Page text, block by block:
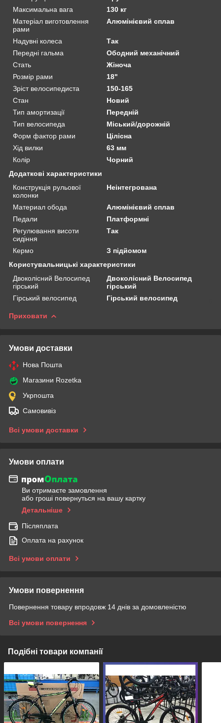
Максимальна вага
130 кг
Матеріал виготовлення
рами
Алюмінієвий сплав
Надувні колеса
Так
Передні гальма
Ободний механічний
Стать
Жіноча
Розмір рами
18"
Зріст велосипедиста
150-165
Стан
Новий
Тип амортизації
Передній
Тип велосипеда
Міський/дорожній
Форм фактор рами
Цілісна
Хід вилки
63 мм
Колір
Чорний
Додаткові характеристики
Конструкція рульової
колонки
Неінтегрована
Материал обода
Алюмінієвий сплав
Педали
Платформні
Регулювання висоти
сидіння
Так
Кермо
З підйомом
Користувальницькі характеристики
Двоколісний Велосипед
гірський
Двоколісний Велосипед
гірський
Гірський велосипед
Гірський велосипед
Приховати
Умови доставки
Нова Пошта
Магазини Rozetka
Укрпошта
Самовивіз
Всі умови доставки
Умови оплати
Ви отримаєте замовлення
або гроші повернуться на вашу картку
Детальніше
Післяплата
Оплата на рахунок
Всі умови оплати
Умови повернення
Повернення товару впродовж 14 днів за домовленістю
Всі умови повернення
Подібні товари компанії